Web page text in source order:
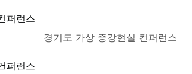
경기도 가상 증강현실 컨퍼런스